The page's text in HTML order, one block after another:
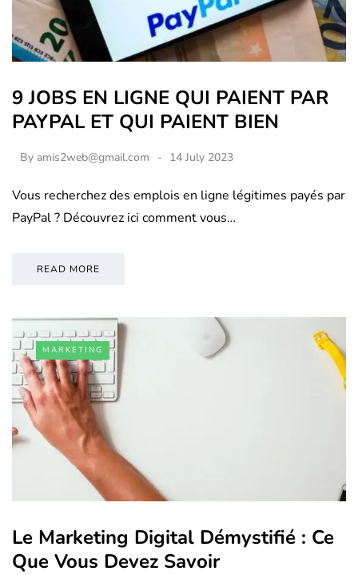
9 JOBS EN LIGNE QUI PAIENT PAR
PAYPAL ET QUI PAIENT BIEN
By amis2web@gmail.com 14 July 2023
Vous recherchez des emplois en ligne légitimes payés par
PayPal ? Découvrez ici comment vous…
READ MORE
MARKETING
Le Marketing Digital Démystifié : Ce
Que Vous Devez Savoir